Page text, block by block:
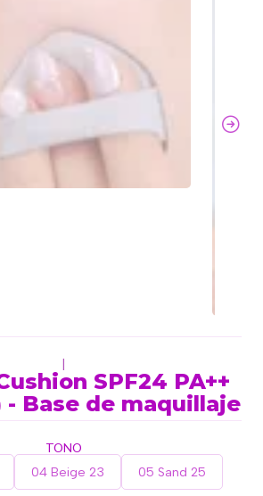
SPF24 PA++
- Base de maquillaje
TONO
04 Beige 23 05 Sand 25